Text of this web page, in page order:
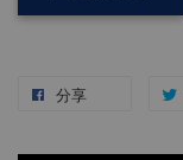
分享